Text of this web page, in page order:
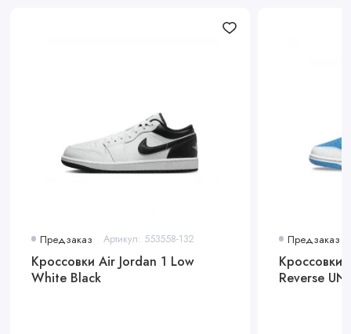
Предзаказ Артикул: 553558-132
Кроссовки Air Jordan 1 Low
White Black
Предзаказ
Кроссовки
Reverse